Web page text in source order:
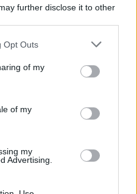
further disclose it to other
Opt Outs
of my
of my
my
Advertising.